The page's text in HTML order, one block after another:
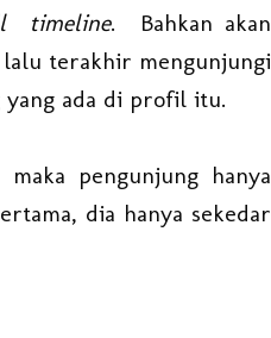
timeline. Bahkan akan
terakhir mengunjungi
ada di profil itu.
pengunjung hanya
dia hanya sekedar